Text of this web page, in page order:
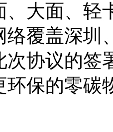
、大面、
络覆盖深圳
次协议的签
环保的零碳